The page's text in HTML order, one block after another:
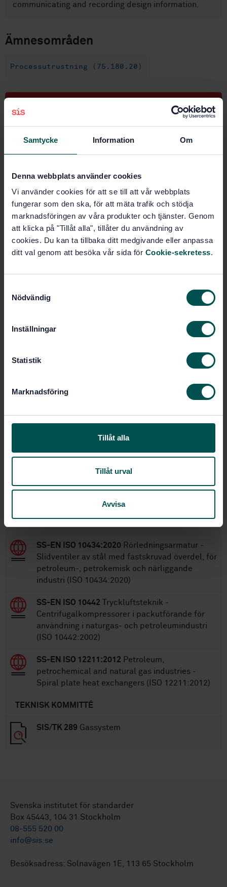
Samtycke Information Om
Denna webbplats använder cookies
Vi använder cookies för att se till att vår webbplats
fungerar som den ska, för att mäta trafik och stödja
marknadsföringen av våra produkter och tjänster. Genom
att klicka på "Tillåt alla", tillåter du användning av
cookies. Du kan ta tillbaka ditt medgivande eller anpassa
ditt val genom att besöka vår sida för Cookie-sekretess.
Nödvändig
Inställningar
Statistik
Marknadsföring
Tillåt alla
Tillåt urval
Avvisa
communicating and recording design information.
Ämnesområden
Processutrustning (75.180.20)
SVENSK STANDARD · SS-EN ISO 25457:2023
och petrokemiska anläggningar (ISO 25457:2023)
Prenumerera på standarden - Läs mer
Pris:
PDF
Lägg i varukorgen
Fler alternativ
Språk: Engelska
Internationell titel:
Oil and gas industries
including lower carbon energy - Flare
petrochemical service (ISO 25457:2023)
Utgåva:2
2023-10-30
Antal sidor:12
SS-EN ISO 25457:2008
SS-EN ISO 10434:2020 Rörledningsarmatur -
Slidventiler av stål med fastskruvad överdel, för
petroleum-, petrokemisk och närliggande
industri (ISO 10434:2020)
SS-EN ISO 10442 Tryckluftsteknik -
Centrifugalkompressorer i packutförande för
användning i naturgas- och petroleumindustri
(ISO 10442:2002)
SS-EN ISO 12211:2012 Petroleum,
petrochemical and natural gas industries -
Spiral plate heat exchangers (ISO 12211:2012)
TEKNISK KOMMITTÉ
SIS/TK 289 Gassystem
Svenska institutet för standarder
Box 45443, 104 31 Stockholm
08-555 520 00
info@sis.se
Besöksadress: Solnavägen 1E, 113 65 Stockholm